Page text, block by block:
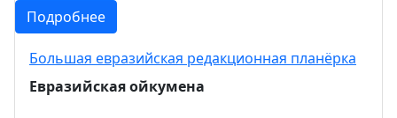
Подробнее
Большая евразийская редакционная планёрка
Евразийская ойкумена